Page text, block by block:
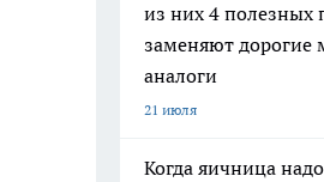
из них 4 полезных
заменяют дорогие
аналоги
21 июля
Когда яичница